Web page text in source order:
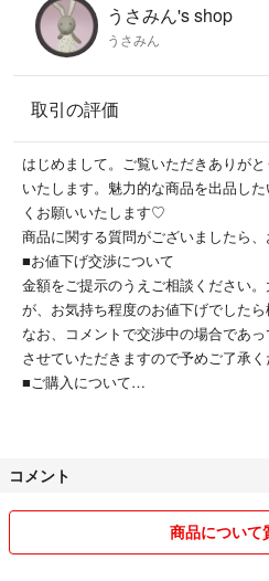
↓↓↓
#うさみんの部屋
うさみん's shop
うさみん
取引の評価
はじめまして。ご覧いただきありが
いたします。魅力的な商品を出品し
くお願いいたします♡
商品に関する質問がございましたら、
■お値下げ交渉について
金額をご提示のうえご相談ください
が、お気持ち程度のお値下げでしたら
なお、コメントで交渉中の場合であ
させていただきますので予めご了承く
■ご購入について
即購入OKです。深夜早朝お時間は
す。予めご了承ください。
申し訳ございませんが致しかねます。
■その他
コメント
商品について